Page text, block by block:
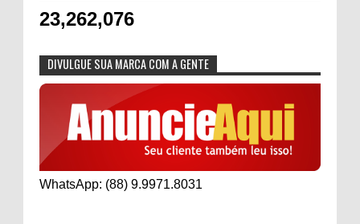
23,262,076
DIVULGUE SUA MARCA COM A GENTE
WhatsApp: (88) 9.9971.8031